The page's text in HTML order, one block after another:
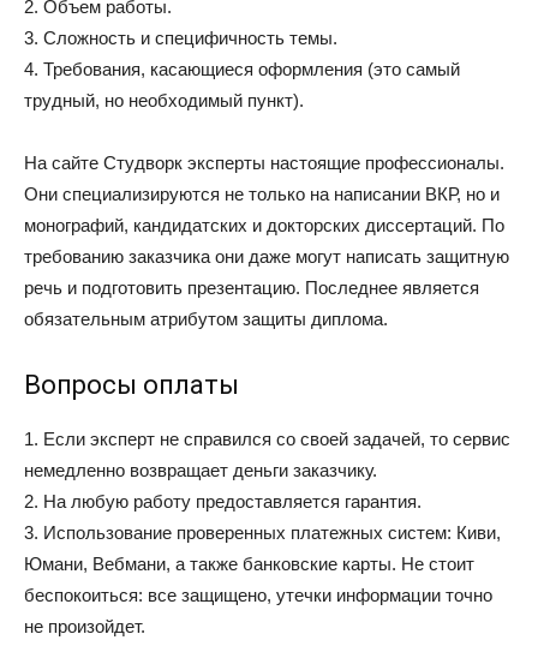
2. Объем работы.
3. Сложность и специфичность темы.
4. Требования, касающиеся оформления (это самый
трудный, но необходимый пункт).
На сайте Студворк эксперты настоящие профессионалы.
Они специализируются не только на написании ВКР, но и
монографий, кандидатских и докторских диссертаций. По
требованию заказчика они даже могут написать защитную
речь и подготовить презентацию. Последнее является
обязательным атрибутом защиты диплома.
Вопросы оплаты
1. Если эксперт не справился со своей задачей, то сервис
немедленно возвращает деньги заказчику.
2. На любую работу предоставляется гарантия.
3. Использование проверенных платежных систем: Киви,
Юмани, Вебмани, а также банковские карты. Не стоит
беспокоиться: все защищено, утечки информации точно
не произойдет.